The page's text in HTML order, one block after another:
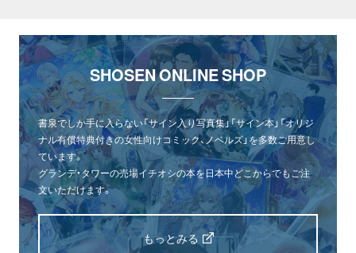
SHOSEN ONLINE SHOP
書泉でしか手に入らない「サイン入り写真集」「サイン本」「オリジ
ナル有償特典付きの女性向けコミック、ノベルズ」を多数ご用意し
ています。
グランデ・タワーの売場イチオシの本を日本中どこからでもご注
文いただけます。
もっとみる